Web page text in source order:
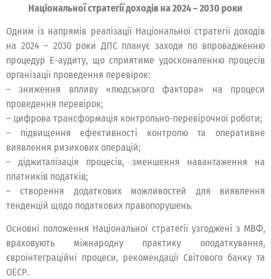
Національної стратегії доходів на 2024 – 2030 роки
Одним із напрямів реалізації Національної стратегії доходів
на 2024 – 2030 роки ДПС планує заходи по впровадженню
процедур Е-аудиту, що сприятиме удосконаленню процесів
організації проведення перевірок:
– зниження впливу «людського фактора» на процеси
проведення перевірок;
– цифрова трансформація контрольно-перевірочної роботи;
– підвищення ефективності контролю та оперативне
виявлення ризикових операцій;
– діджиталізація процесів, зменшення навантаження на
платників податків;
– створення додаткових можливостей для виявлення
тенденцій щодо податкових правопорушень.
Основні положення Національної стратегії узгоджені з МВФ,
враховують міжнародну практику оподаткування,
євроінтеграційні процеси, рекомендації Світового банку та
ОЕСР.